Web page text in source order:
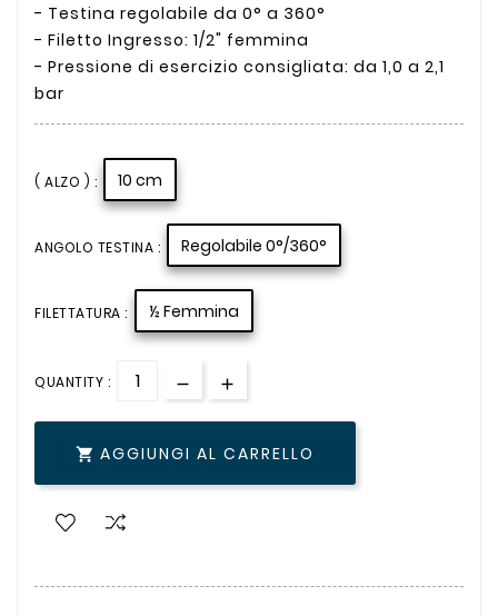
- Testina regolabile da 0° a 360°
- Filetto Ingresso: 1/2" femmina
- Pressione di esercizio consigliata: da 1,0 a 2,1
bar
( ALZO ) : 10 cm
ANGOLO TESTINA : Regolabile 0°/360°
FILETTATURA : ½ Femmina
QUANTITY :
 AGGIUNGI AL CARRELLO